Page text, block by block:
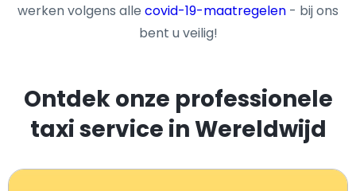
werken volgens alle covid-19-maatregelen - bij ons
bent u veilig!
Ontdek onze professionele
taxi service in Wereldwijd